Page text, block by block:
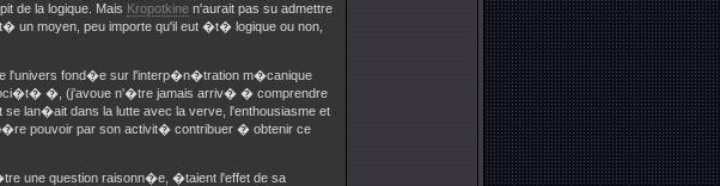
de la logique. Mais Kropotkine n'aurait pas su admettre
un moyen, peu importe qu'il eut �t� logique ou non,
l'univers fond�e sur l'interp�n�tration m�canique
�, (j'avoue n'�tre jamais arriv� � comprendre
lan�ait dans la lutte avec la verve, l'enthousiasme et
pouvoir par son activit� contribuer � obtenir ce
une question raisonn�e, �taient l'effet de sa